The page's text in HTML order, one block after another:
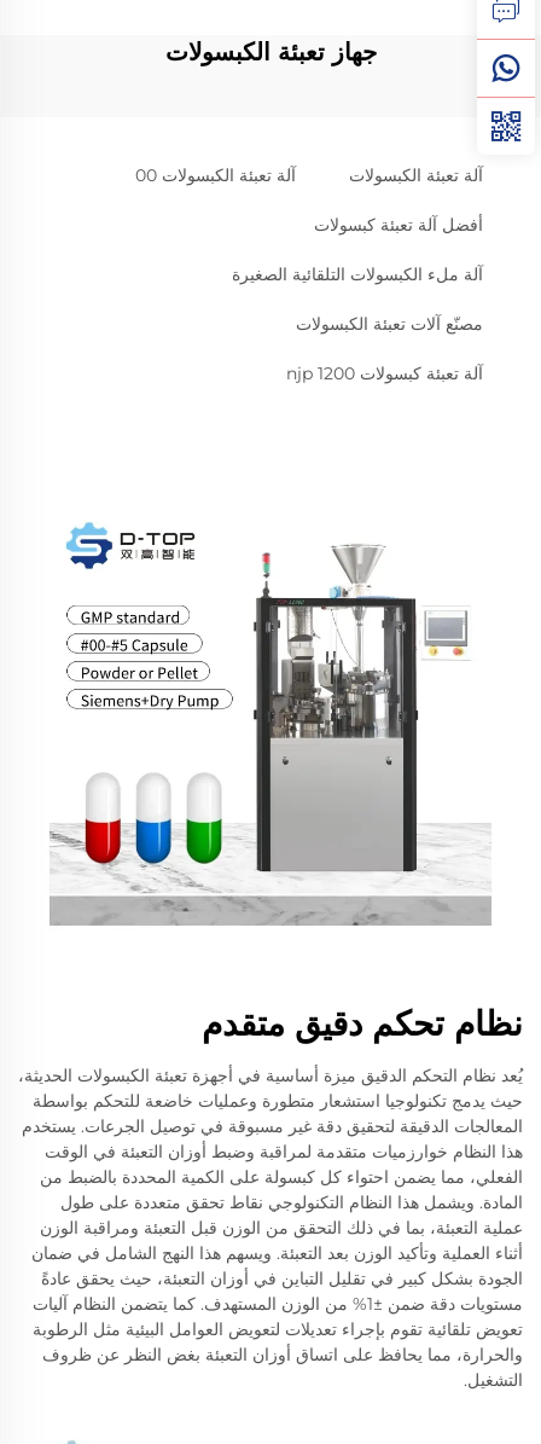
جهاز تعبئة الكبسولات
آلة تعبئة الكبسولات آلة تعبئة الكبسولات 00
أفضل آلة تعبئة كبسولات
آلة ملء الكبسولات التلقائية الصغيرة
مصنّع آلات تعبئة الكبسولات
آلة تعبئة كبسولات njp 1200
نظام تحكم دقيق متقدم
يُعد نظام التحكم الدقيق ميزة أساسية في أجهزة تعبئة الكبسولات الحديثة،
حيث يدمج تكنولوجيا استشعار متطورة وعمليات خاضعة للتحكم بواسطة
المعالجات الدقيقة لتحقيق دقة غير مسبوقة في توصيل الجرعات. يستخدم
هذا النظام خوارزميات متقدمة لمراقبة وضبط أوزان التعبئة في الوقت
الفعلي، مما يضمن احتواء كل كبسولة على الكمية المحددة بالضبط من
المادة. ويشمل هذا النظام التكنولوجي نقاط تحقق متعددة على طول
عملية التعبئة، بما في ذلك التحقق من الوزن قبل التعبئة ومراقبة الوزن
أثناء العملية وتأكيد الوزن بعد التعبئة. ويسهم هذا النهج الشامل في ضمان
الجودة بشكل كبير في تقليل التباين في أوزان التعبئة، حيث يحقق عادةً
مستويات دقة ضمن ±1% من الوزن المستهدف. كما يتضمن النظام آليات
تعويض تلقائية تقوم بإجراء تعديلات لتعويض العوامل البيئية مثل الرطوبة
والحرارة، مما يحافظ على اتساق أوزان التعبئة بغض النظر عن ظروف
التشغيل.